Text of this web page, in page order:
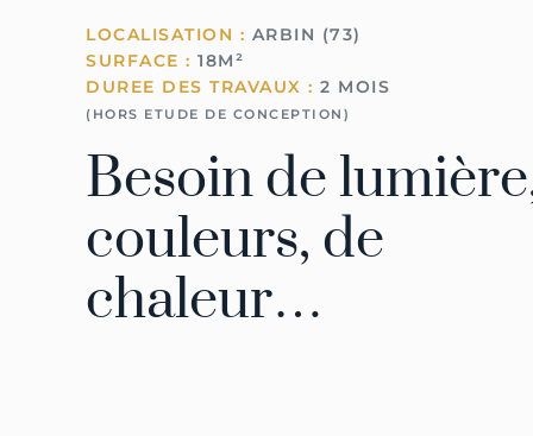
LOCALISATION : ARBIN (73)
SURFACE : 18M²
DUREE DES TRAVAUX : 2 MOIS
(HORS ETUDE DE CONCEPTION)
Besoin de
couleurs, de
chaleur…